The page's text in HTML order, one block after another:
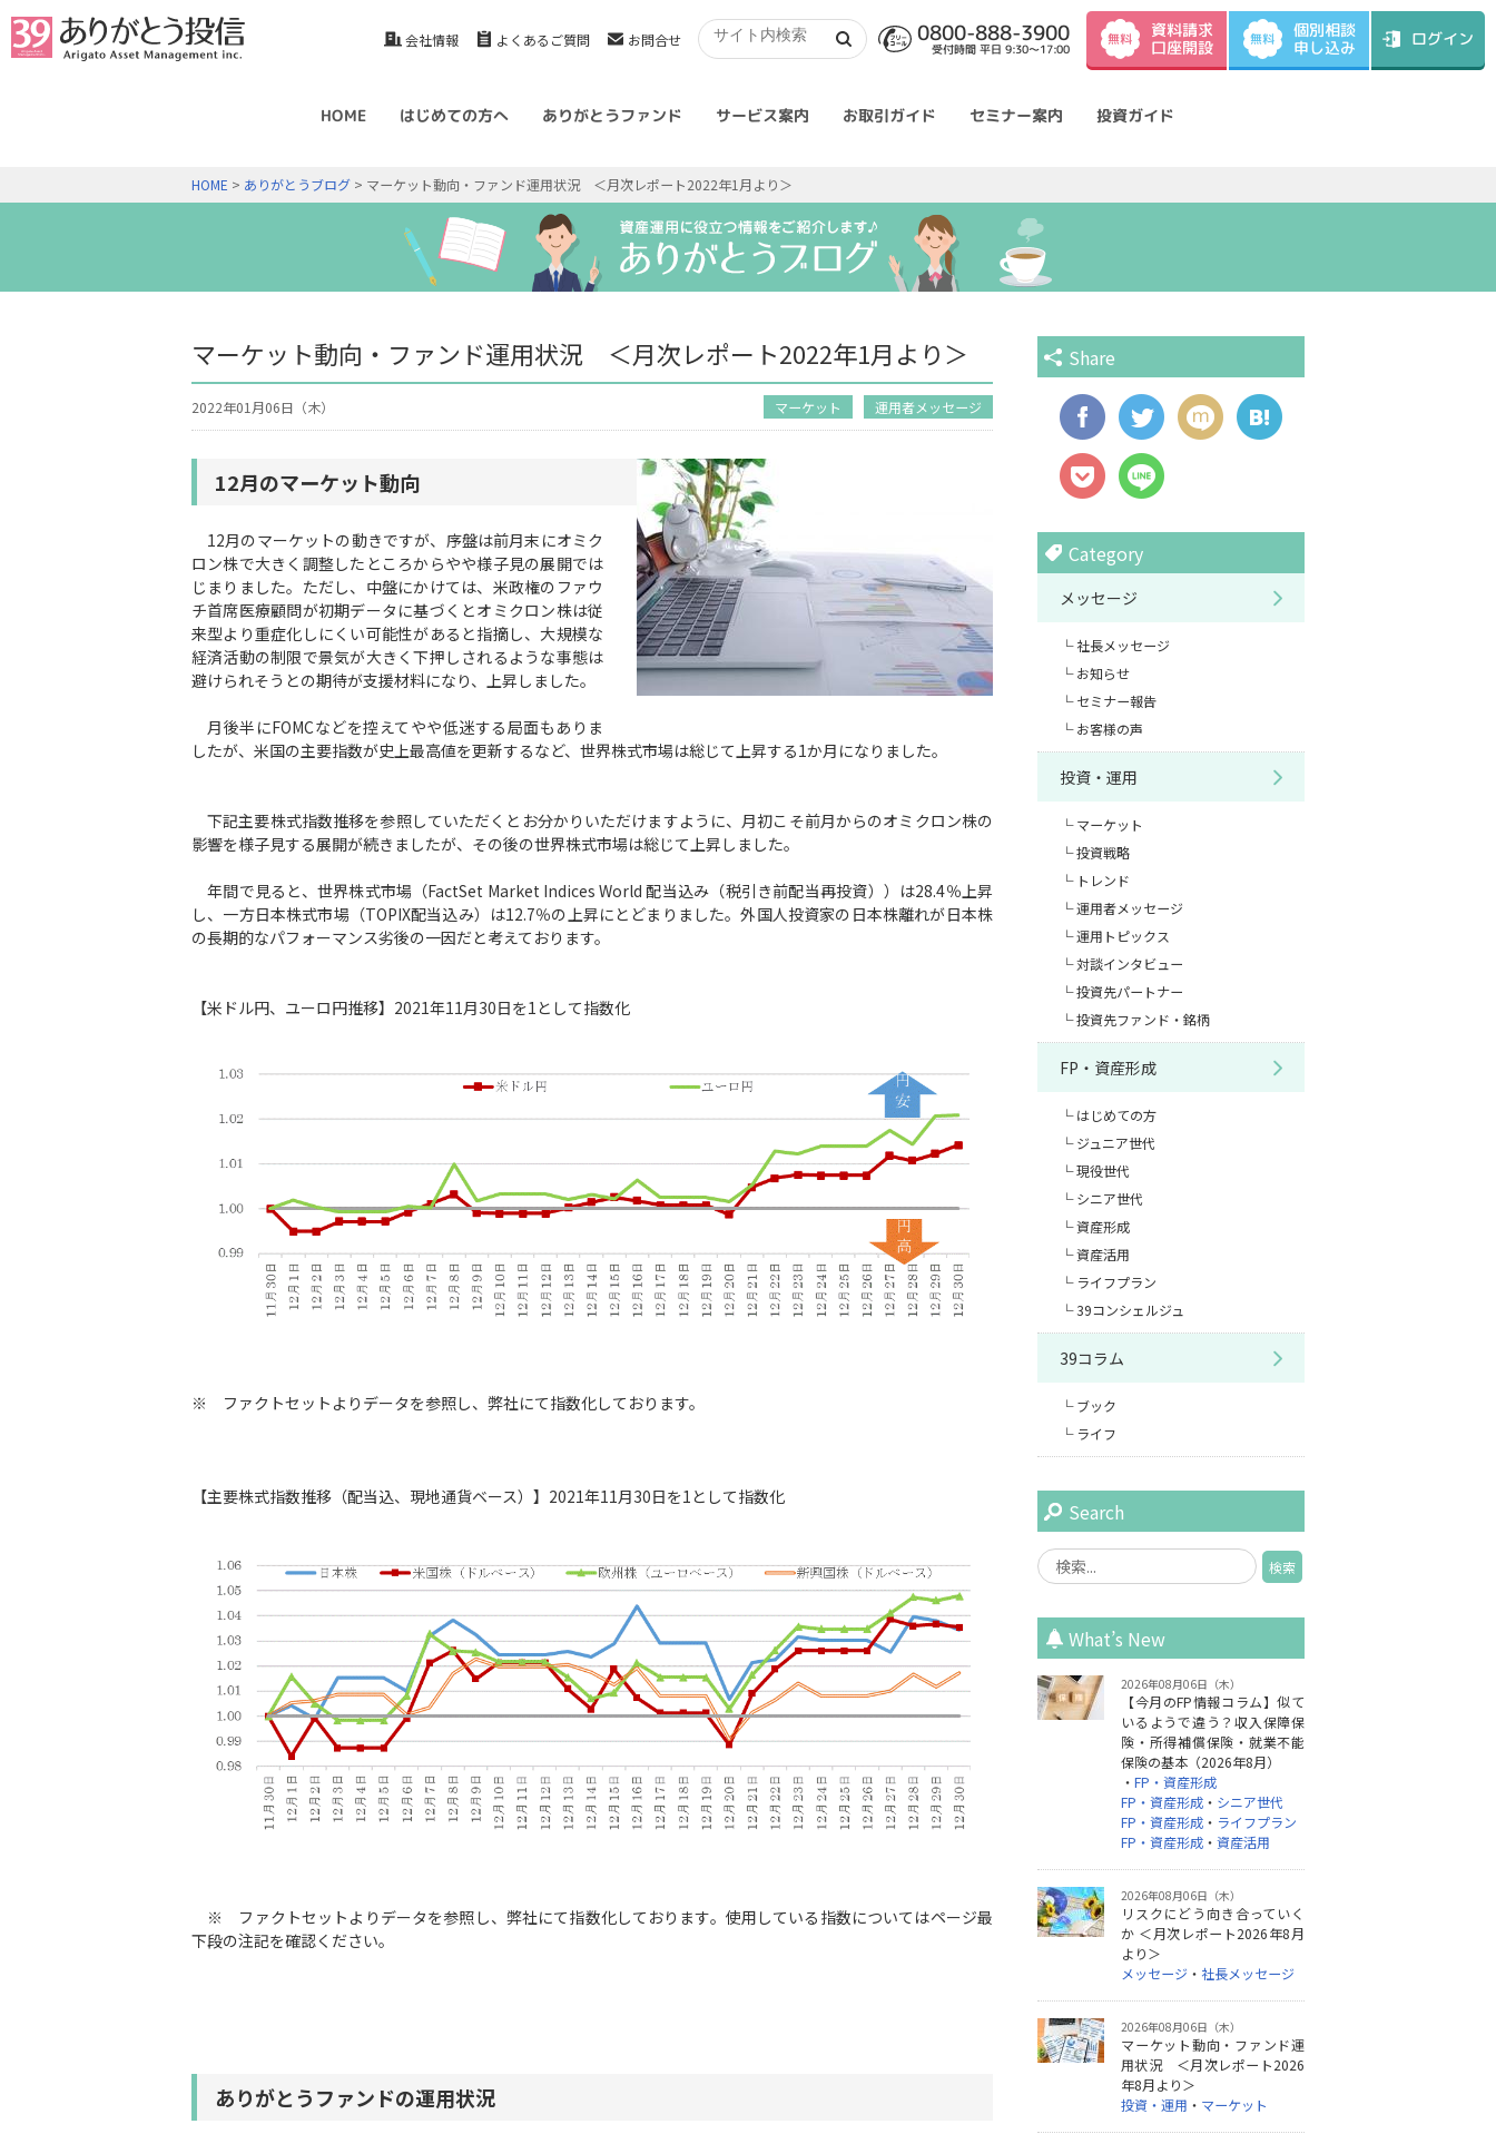
会社情報 よくあるご質問 お問合せ 0800-888-3900
受付時間 平日 9:30～17:00
無料 資料請求
口座開設 無料 個別相談
申し込み ログイン
HOME はじめての方へ ありがとうファンド サービス案内 お取引ガイド セミナー案内 投資ガイド
HOME > ありがとうブログ > マーケット動向・ファンド運用状況 ＜月次レポート2022年1月より＞
マーケット動向・ファンド運用状況 ＜月次レポート2022年1月より＞
2022年01月06日（木） マーケット 運用者メッセージ
12月のマーケット動向
12月のマーケットの動きですが、序盤は前月末にオミク
ロン株で大きく調整したところからやや様子見の展開では
じまりました。ただし、中盤にかけては、米政権のファウ
チ首席医療顧問が初期データに基づくとオミクロン株は従
来型より重症化しにくい可能性があると指摘し、大規模な
経済活動の制限で景気が大きく下押しされるような事態は
避けられそうとの期待が支援材料になり、上昇しました。
月後半にFOMCなどを控えてやや低迷する局面もありま
したが、米国の主要指数が史上最高値を更新するなど、世界株式市場は総じて上昇する1か月になりました。
下記主要株式指数推移を参照していただくとお分かりいただけますように、月初こそ前月からのオミクロン株の
影響を様子見する展開が続きましたが、その後の世界株式市場は総じて上昇しました。
年間で見ると、世界株式市場（FactSet Market Indices World 配当込み（税引き前配当再投資））は28.4％上昇
し、一方日本株式市場（TOPIX配当込み）は12.7％の上昇にとどまりました。外国人投資家の日本株離れが日本株
の長期的なパフォーマンス劣後の一因だと考えております。
【米ドル円、ユーロ円推移】2021年11月30日を1として指数化
※ ファクトセットよりデータを参照し、弊社にて指数化しております。
【主要株式指数推移（配当込、現地通貨ベース）】2021年11月30日を1として指数化
※ ファクトセットよりデータを参照し、弊社にて指数化しております。使用している指数についてはページ最
下段の注記を確認ください。
ありがとうファンドの運用状況
Share
Category
メッセージ
社長メッセージ
お知らせ
セミナー報告
お客様の声
投資・運用
マーケット
投資戦略
トレンド
運用者メッセージ
運用トピックス
対談インタビュー
投資先パートナー
投資先ファンド・銘柄
FP・資産形成
はじめての方
ジュニア世代
現役世代
シニア世代
資産形成
資産活用
ライフプラン
39コンシェルジュ
39コラム
ブック
ライフ
Search
What’s New
2026年08月06日（木）
【今月のFP情報コラム】似て
いるようで違う？収入保障保
険・所得補償保険・就業不能
保険の基本（2026年8月）
・ FP・資産形成
FP・資産形成 ・ シニア世代
FP・資産形成 ・ ライフプラン
FP・資産形成 ・ 資産活用
2026年08月06日（木）
リスクにどう向き合っていく
か ＜月次レポート2026年8月
より＞
メッセージ ・ 社長メッセージ
2026年08月06日（木）
マーケット動向・ファンド運
用状況 ＜月次レポート2026
年8月より＞
投資・運用 ・ マーケット